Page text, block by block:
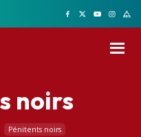
noirs
Pénitents noirs